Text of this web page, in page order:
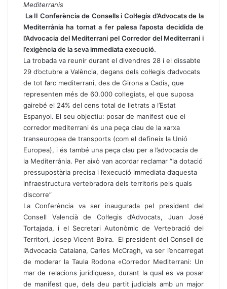
Mediterranis
La II Conferència de Consells i Col·legis d’Advocats de la
Mediterrània ha tornat a fer palesa l’aposta decidida de
l’Advocacia del Mediterrani pel Corredor del Mediterrani i
l’exigència de la seva immediata execució.
La trobada va reunir durant el divendres 28 i el dissabte
29 d’octubre a València, degans dels col·legis d’advocats
de tot l’arc mediterrani, des de Girona a Cadis, que
representen més de 60.000 col·legiats, el que suposa
gairebé el 24% del cens total de lletrats a l’Estat
Espanyol. El seu objectiu: posar de manifest que el
corredor mediterrani és una peça clau de la xarxa
transeuropea de transports (com el defineix la Unió
Europea), i és també una peça clau per a l’advocacia de
la Mediterrània. Per això van acordar reclamar “la dotació
pressupostària precisa i l’execució immediata d’aquesta
infraestructura vertebradora dels territoris pels quals
discorre”
La Conferència va ser inaugurada pel president del
Consell Valencià de Col·legis d’Advocats, Juan José
Tortajada, i el Secretari Autonòmic de Vertebració del
Territori, Josep Vicent Boira. El president del Consell de
l’Advocacia Catalana, Carles McCragh, va ser l’encarregat
de moderar la Taula Rodona «Corredor Mediterrani: Un
mar de relacions jurídiques», durant la qual es va posar
de manifest que, dels deu partit judicials amb un major